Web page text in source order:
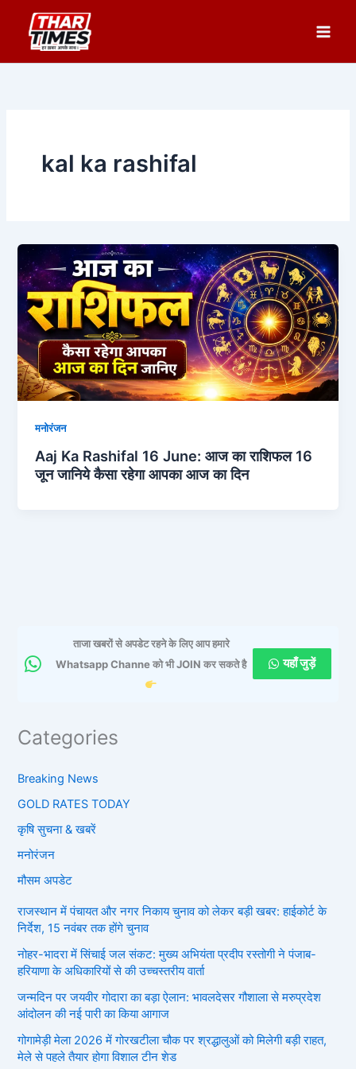
content
kal ka rashifal
मनोरंजन
Aaj Ka Rashifal 16 June: आज का राशिफल 16
जून जानिये कैसा रहेगा आपका आज का दिन
ताजा खबरों से अपडेट रहने के लिए आप हमारे
Whatsapp Channe को भी JOIN कर सकते है
यहाँ जुड़ें
Categories
Breaking News
GOLD RATES TODAY
कृषि सुचना & खबरें
मनोरंजन
मौसम अपडेट
राजस्थान में पंचायत और नगर निकाय चुनाव को लेकर बड़ी खबर: हाईकोर्ट के
निर्देश, 15 नवंबर तक होंगे चुनाव
नोहर-भादरा में सिंचाई जल संकट: मुख्य अभियंता प्रदीप रस्तोगी ने पंजाब-
हरियाणा के अधिकारियों से की उच्चस्तरीय वार्ता
जन्मदिन पर जयवीर गोदारा का बड़ा ऐलान: भावलदेसर गौशाला से मरुप्रदेश
आंदोलन की नई पारी का किया आगाज
गोगामेड़ी मेला 2026 में गोरखटीला चौक पर श्रद्धालुओं को मिलेगी बड़ी राहत,
मेले से पहले तैयार होगा विशाल टीन शेड